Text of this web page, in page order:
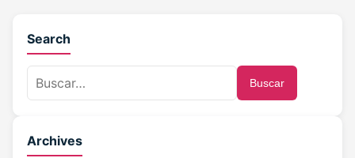
Search
Buscar
Archives